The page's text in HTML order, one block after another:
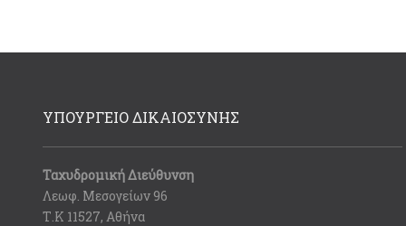
ΥΠΟΥΡΓΕΙΟ ΔΙΚΑΙΟΣΥΝΗΣ
Ταχυδρομική Διεύθυνση
Λεωφ. Μεσογείων 96
Τ.Κ 11527, Αθήνα